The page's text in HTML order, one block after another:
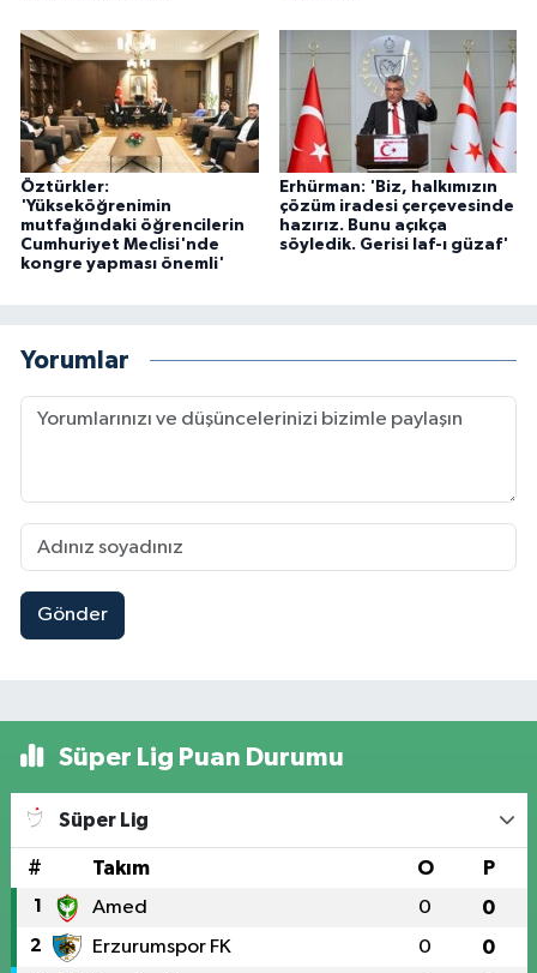
Öztürkler:
'Yükseköğrenimin
mutfağındaki öğrencilerin
Cumhuriyet Meclisi'nde
kongre yapması önemli'
Erhürman: 'Biz, halkımızın
çözüm iradesi çerçevesinde
hazırız. Bunu açıkça
söyledik. Gerisi laf-ı güzaf'
Yorumlar
Gönder
Süper Lig Puan Durumu
Süper Lig
# Takım O P
1 Amed 0 0
2 Erzurumspor FK 0 0